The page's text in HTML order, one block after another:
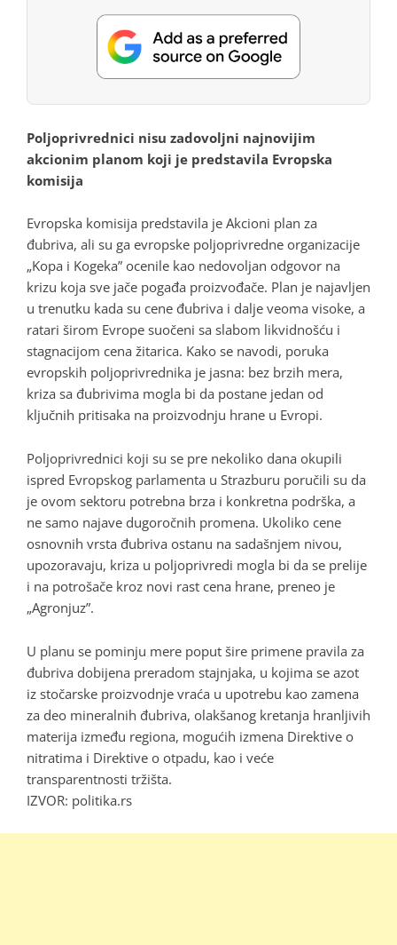
Poljoprivrednici nisu zadovoljni najnovijim
akcionim planom koji je predstavila Evropska
komisija
Evropska komisija predstavila je Akcioni plan za
đubriva, ali su ga evropske poljoprivredne organizacije
„Kopa i Kogeka” ocenile kao nedovoljan odgovor na
krizu koja sve jače pogađa proizvođače. Plan je najavljen
u trenutku kada su cene đubriva i dalje veoma visoke, a
ratari širom Evrope suočeni sa slabom likvidnošću i
stagnacijom cena žitarica. Kako se navodi, poruka
evropskih poljoprivrednika je jasna: bez brzih mera,
kriza sa đubrivima mogla bi da postane jedan od
ključnih pritisaka na proizvodnju hrane u Evropi.
Poljoprivrednici koji su se pre nekoliko dana okupili
ispred Evropskog parlamenta u Strazburu poručili su da
je ovom sektoru potrebna brza i konkretna podrška, a
ne samo najave dugoročnih promena. Ukoliko cene
osnovnih vrsta đubriva ostanu na sadašnjem nivou,
upozoravaju, kriza u poljoprivredi mogla bi da se prelije
i na potrošače kroz novi rast cena hrane, preneo je
„Agronjuz”.
U planu se pominju mere poput šire primene pravila za
đubriva dobijena preradom stajnjaka, u kojima se azot
iz stočarske proizvodnje vraća u upotrebu kao zamena
za deo mineralnih đubriva, olakšanog kretanja hranljivih
materija između regiona, mogućih izmena Direktive o
nitratima i Direktive o otpadu, kao i veće
transparentnosti tržišta.
IZVOR: politika.rs